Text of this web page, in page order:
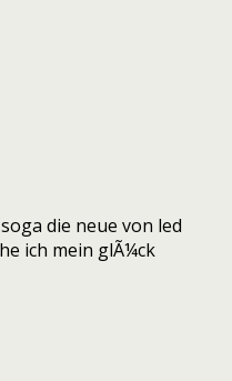
die neue von led
ich mein glÃ¼ck